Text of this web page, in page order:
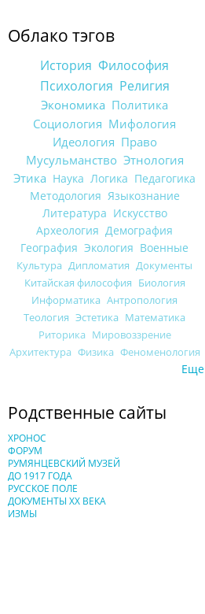
Облако тэгов
История Философия
Психология Религия
Экономика Политика
Социология Мифология
Идеология Право
Мусульманство Этнология
Этика Наука Логика Педагогика
Методология Языкознание
Литература Искусство
Археология Демография
География Экология Военные
Культура Дипломатия Документы
Китайская философия Биология
Информатика Антропология
Теология Эстетика Математика
Риторика Мировоззрение
Архитектура Физика Феноменология
Еще
Родственные сайты
ХРОНОС
ФОРУМ
РУМЯНЦЕВСКИЙ МУЗЕЙ
ДО 1917 ГОДА
РУССКОЕ ПОЛЕ
ДОКУМЕНТЫ XX ВЕКА
ИЗМЫ